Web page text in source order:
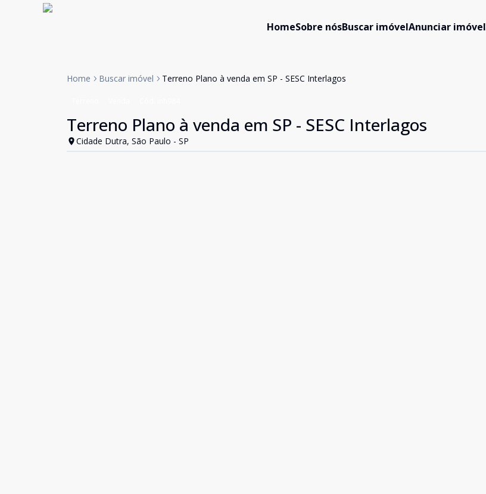
HomeSobre nósBuscar imóvelAnunciar imóvel
Home Buscar imóvel Terreno Plano à venda em SP - SESC Interlagos
Terreno Plano à venda em SP - SESC Interlagos
Cidade Dutra, São Paulo - SP